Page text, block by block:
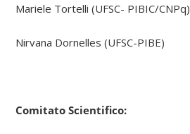
Mariele Tortelli (UFSC- PIBIC/CNPq)
Nirvana Dornelles (UFSC-PIBE)
Comitato Scientifico: